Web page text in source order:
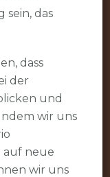
sein, das
dass
der
und
wir uns
auf neue
wir uns